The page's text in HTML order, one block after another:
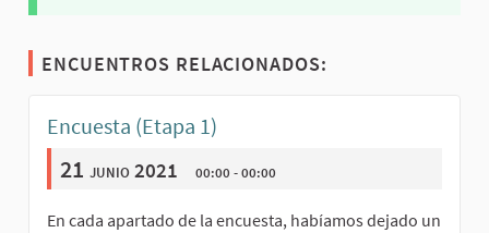
ENCUENTROS RELACIONADOS:
Encuesta (Etapa 1)
21 junio 2021 00:00 - 00:00
En cada apartado de la encuesta, habíamos dejado un